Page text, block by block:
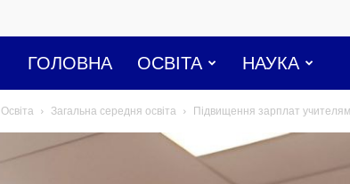
Освіта
і
ГОЛОВНА ОСВІТА НАУКА
Освіта Загальна середня освіта Підвищення зарплат учителям